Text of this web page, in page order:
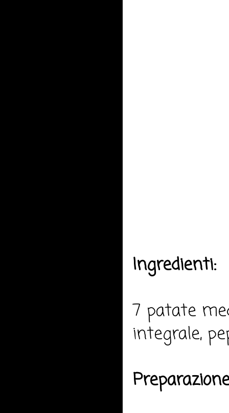
Ingredienti:
7 patate
integrale,